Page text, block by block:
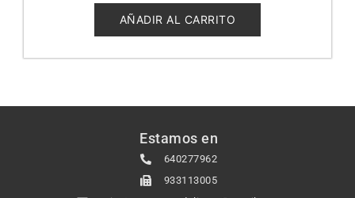
de
5
AÑADIR AL CARRITO
Estamos en
640277962
933113005